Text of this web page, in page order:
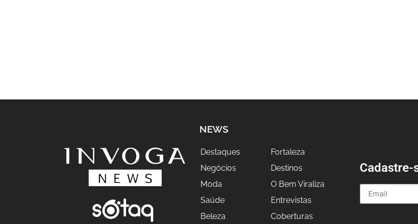
NEWS
Destaques
Negócios
Moda
Saúde
Beleza
Fortaleza
Destinos
O Bem Viraliza
Entrevistas
Coberturas
Cadastre-